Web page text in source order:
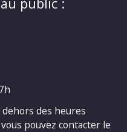
dehors des heures
pouvez contacter le